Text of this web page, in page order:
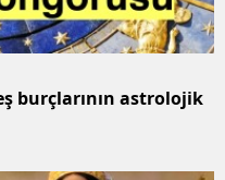
burçlarının astrolojik